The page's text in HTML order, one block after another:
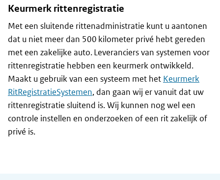
Keurmerk rittenregistratie
Met een sluitende rittenadministratie kunt u aantonen
dat u niet meer dan 500 kilometer privé hebt gereden
met een zakelijke auto. Leveranciers van systemen voor
rittenregistratie hebben een keurmerk ontwikkeld.
Maakt u gebruik van een systeem met het Keurmerk
RitRegistratieSystemen, dan gaan wij er vanuit dat uw
rittenregistratie sluitend is. Wij kunnen nog wel een
controle instellen en onderzoeken of een rit zakelijk of
privé is.